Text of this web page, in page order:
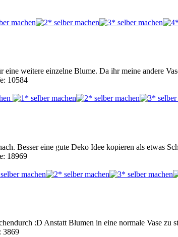
weitere einzelne Blume. Da ihr meine andere
10584
Besser eine gute Deko Idee kopieren als etwas
18969
:D Anstatt Blumen in eine normale Vase zu
3869